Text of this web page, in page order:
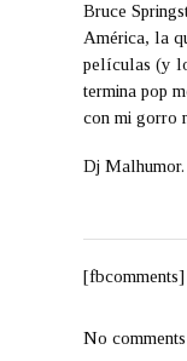
Bruce
América, la
películas (y
termina pop
con mi gorro
Dj Malhumor.
[fbcomments]
No